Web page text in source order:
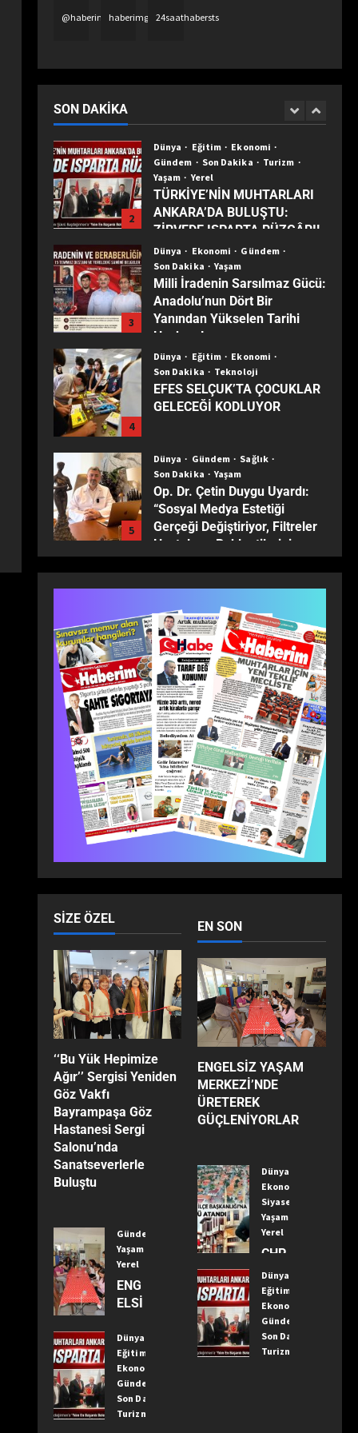
@haberimgazetehaberimgazetetv24saathabersts
SON DAKIKA
Hastaların Beklentilerini
2
Dünya Eğitim
Ekonomi
Gündem
Son Dakika
Turizm
Yaşam
Yerel
TÜRKİYE’NİN MUHTARLARI
ANKARA’DA BULUŞTU:
ZİRVEDE ISPARTA RÜZGÂRI!
3
Dünya Ekonomi
Gündem
Son Dakika
Yaşam
Milli İradenin Sarsılmaz Gücü:
Anadolu’nun Dört Bir
Yanından Yükselen Tarihi
Haykırış!
4
Dünya Eğitim
Ekonomi
Son Dakika
Teknoloji
EFES SELÇUK’TA ÇOCUKLAR
GELECEĞİ KODLUYOR
5
Dünya Gündem
Sağlık
Son Dakika
Yaşam
Op. Dr. Çetin Duygu Uyardı:
“Sosyal Medya Estetiği
Gerçeği Değiştiriyor, Filtreler
Hastaların Beklentilerini
1
sanayi son 30 yılın dibine indi
2
Dünya Eğitim
Ekonomi
Gündem
Son Dakika
Turizm
Yaşam
Yerel
TÜRKİYE’NİN MUHTARLARI
ANKARA’DA BULUŞTU:
ZİRVEDE ISPARTA RÜZGÂRI!
3
Dünya Ekonomi
Gündem
Son Dakika
Yaşam
Milli İradenin Sarsılmaz Gücü:
Anadolu’nun Dört Bir
Yanından Yükselen Tarihi
Dünya Eğitim
Ekonomi
GELECEĞİ KODLUYOR
5
Dünya Gündem
Sağlık
Son Dakika
Yaşam
Op. Dr. Çetin Duygu Uyardı:
“Sosyal Medya Estetiği
Gerçeği Değiştiriyor, Filtreler
Hastaların Beklentilerini
Yanıltıyor”
SIZE ÖZEL
‘‘Bu Yük Hepimize
Ağır’’ Sergisi Yeniden
Göz Vakfı
Bayrampaşa Göz
Hastanesi Sergi
Salonu’nda
Sanatseverlerle
Buluştu
Gündem
Yaşam
Yerel
ENG
ELSİ
YAŞ
AM
MER
KEZİ
’NDE
Dünya
Eğitim
Ekonomi
Gündem
Son Dakika
Turizm
EN SON
ENGELSİZ YAŞAM
MERKEZİ’NDE
ÜRETEREK
GÜÇLENİYORLAR
Dünya
Ekonomi
Siyaset
Yaşam
Yerel
CHP
Kızıl
caha
ma
m
İlçe
Baş
Dünya
Eğitim
Ekonomi
Gündem
Son Dakika
Turizm